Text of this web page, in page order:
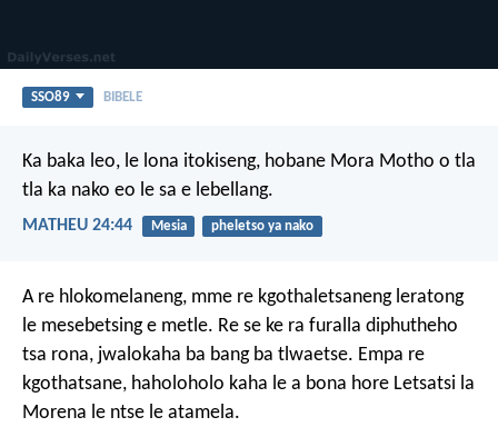
SSO89 BIBELE
Ka baka leo, le lona itokiseng, hobane Mora Motho o tla
tla ka nako eo le sa e lebellang.
MATHEU 24:44 Mesia pheletso ya nako
A re hlokomelaneng, mme re kgothaletsaneng leratong
le mesebetsing e metle. Re se ke ra furalla diphutheho
tsa rona, jwalokaha ba bang ba tlwaetse. Empa re
kgothatsane, haholoholo kaha le a bona hore Letsatsi la
Morena le ntse le atamela.